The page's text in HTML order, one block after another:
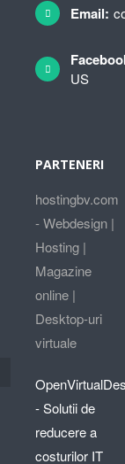
Email:
US
PARTENERI
hostingbv.com
- Webdesign |
Hosting |
Magazine
online |
Desktop-uri
virtuale
- Solutii de
reducere a
costurilor IT